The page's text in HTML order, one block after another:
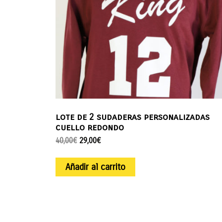
lote de 2 sudaderas personalizadas
cuello redondo
40,00€ 29,00€
Añadir al carrito